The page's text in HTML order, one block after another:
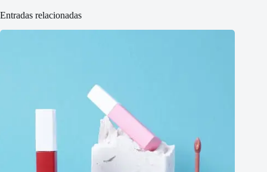
Entradas relacionadas